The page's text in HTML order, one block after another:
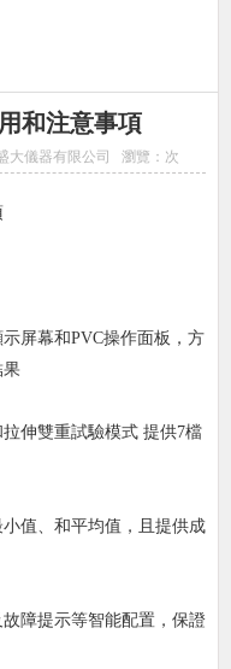
和注意事項
大儀器有限公司 瀏覽： 次
屏幕和PVC操作面板，方
果
伸雙重試驗模式 提供7檔
值、和平均值，且提供成
障提示等智能配置，保證